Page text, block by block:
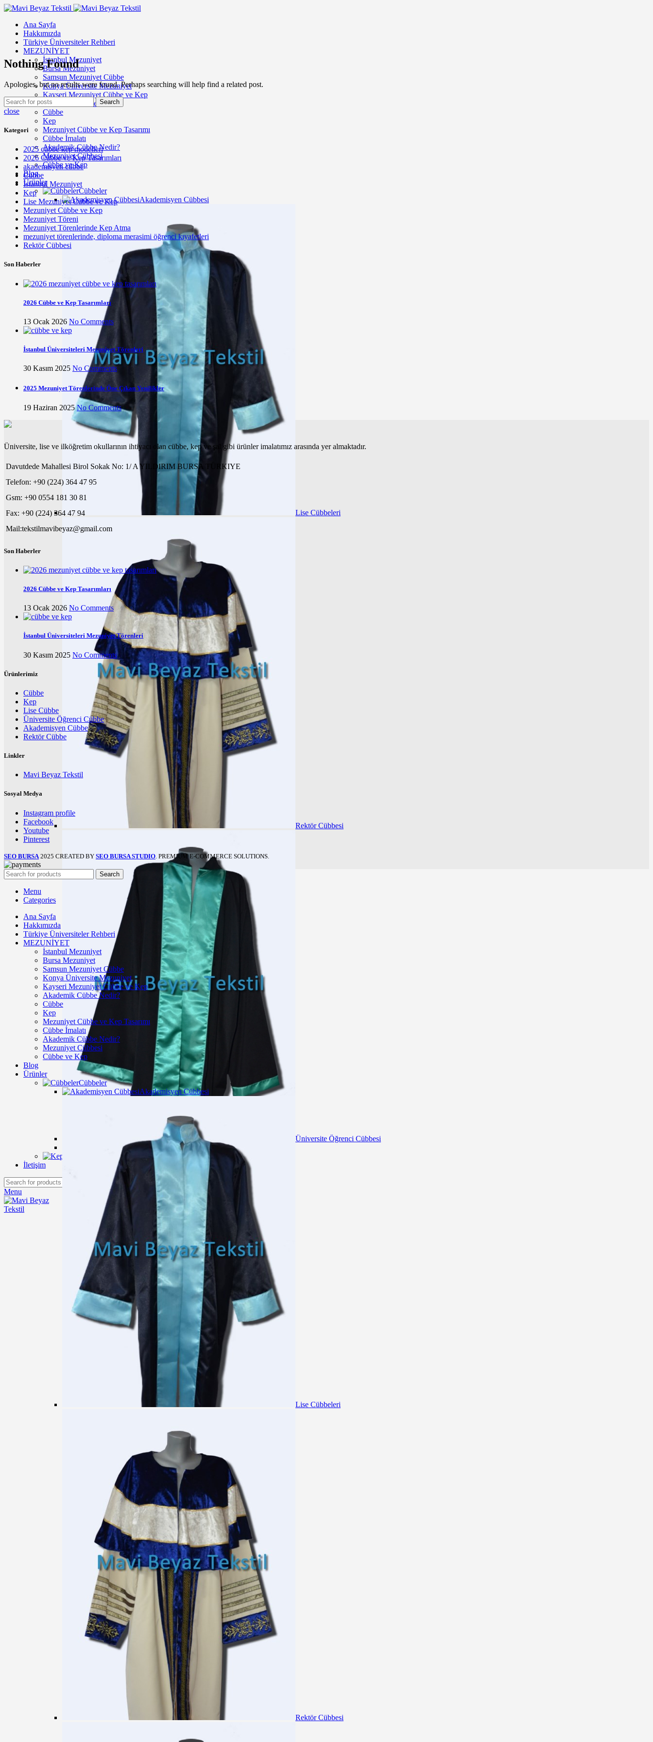
Ana Sayfa
Hakkımızda
Türkiye Üniversiteler Rehberi
MEZUNİYET
İstanbul Mezuniyet
Bursa Mezuniyet
Samsun Mezuniyet Cübbe
Konya Üniversite Mezuniyet
Kayseri Mezuniyet Cübbe ve Kep
Akademik Cübbe Nedir?
Cübbe
Kep
Mezuniyet Cübbe ve Kep Tasarımı
Cübbe İmalatı
Akademik Cübbe Nedir?
Mezuniyet Cübbesi
Cübbe ve Kep
Blog
Ürünler
Cübbeler
Akademisyen Cübbesi
Lise Cübbeleri
Rektör Cübbesi
Üniversite Öğrenci Cübbesi
İletişim
Search
Menu
Nothing Found
Apologies, but no results were found. Perhaps searching will help find a related post.
Search
close
Kategori
2025 cübbe kep modelleri
2026 Cübbe ve Kep Tasarımları
akademisyen cübbe
Cübbe
İstanbul Mezuniyet
Kep
Lise Mezuniyet Cübbe ve Kep
Mezuniyet Cübbe ve Kep
Mezuniyet Töreni
Mezuniyet Törenlerinde Kep Atma
mezuniyet törenlerinde, diploma merasimi öğrenci kıyafetleri
Rektör Cübbesi
Son Haberler
2026 Cübbe ve Kep Tasarımları
13 Ocak 2026 No Comments
İstanbul Üniversiteleri Mezuniyet Törenleri
30 Kasım 2025 No Comments
2025 Mezuniyet Törenlerinde Öne Çıkan Yenilikler
19 Haziran 2025 No Comments
Üniversite, lise ve ilköğretim okullarının ihtiyacı olan cübbe, kep ve şal gibi ürünler imalatımız arasında yer almaktadır.
Davutdede Mahallesi Birol Sokak No: 1/ A YILDIRIM BURSA TÜRKIYE
Telefon: +90 (224) 364 47 95
Gsm: +90 0554 181 30 81
Fax: +90 (224) 364 47 94
Mail:tekstilmavibeyaz@gmail.com
Son Haberler
2026 Cübbe ve Kep Tasarımları
13 Ocak 2026 No Comments
İstanbul Üniversiteleri Mezuniyet Törenleri
30 Kasım 2025 No Comments
Ürünlerimiz
Cübbe
Kep
Lise Cübbe
Üniversite Öğrenci Cübbe
Akademisyen Cübbe
Rektör Cübbe
Linkler
Mavi Beyaz Tekstil
Sosyal Medya
Instagram profile
Facebook
Youtube
Pinterest
SEO BURSA 2025 CREATED BY SEO BURSA STUDIO . PREMIUM E-COMMERCE SOLUTIONS.
Search
Menu
Categories
Ana Sayfa
Hakkımızda
Türkiye Üniversiteler Rehberi
MEZUNİYET
İstanbul Mezuniyet
Bursa Mezuniyet
Samsun Mezuniyet Cübbe
Konya Üniversite Mezuniyet
Kayseri Mezuniyet Cübbe ve Kep
Akademik Cübbe Nedir?
Cübbe
Kep
Mezuniyet Cübbe ve Kep Tasarımı
Cübbe İmalatı
Akademik Cübbe Nedir?
Mezuniyet Cübbesi
Cübbe ve Kep
Blog
Ürünler
Cübbeler
Akademisyen Cübbesi
Lise Cübbeleri
Rektör Cübbesi